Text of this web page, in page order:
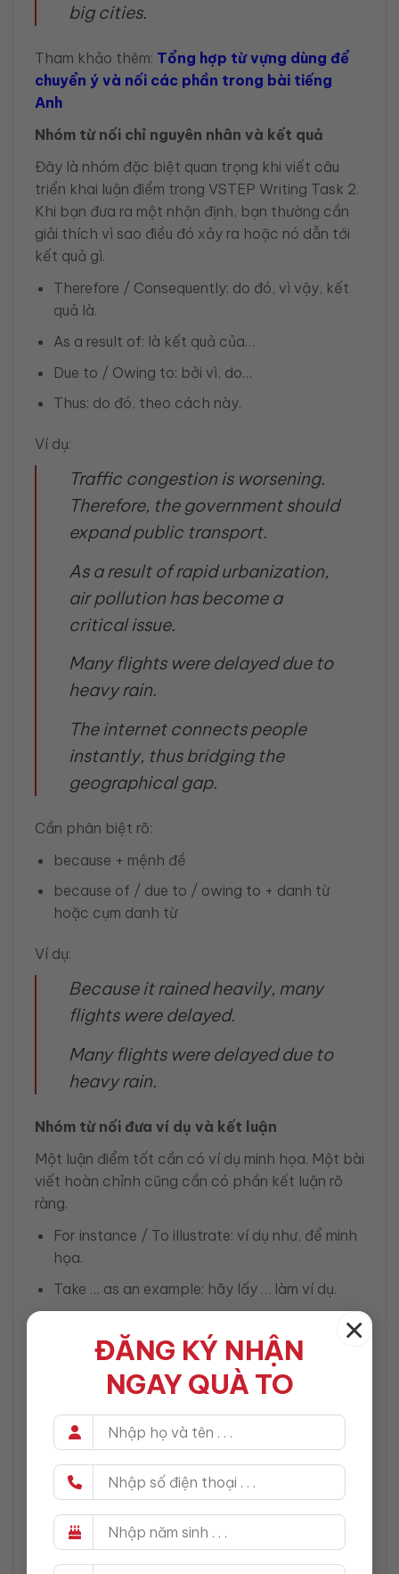
ĐĂNG KÝ NHẬN
NGAY QUÀ TO
×
big cities.
Tham khảo thêm: Tổng hợp từ vựng dùng để
chuyển ý và nối các phần trong bài tiếng
Anh
Nhóm từ nối chỉ nguyên nhân và kết quả
Đây là nhóm đặc biệt quan trọng khi viết câu
triển khai luận điểm trong VSTEP Writing Task 2.
Khi bạn đưa ra một nhận định, bạn thường cần
giải thích vì sao điều đó xảy ra hoặc nó dẫn tới
kết quả gì.
Therefore / Consequently: do đó, vì vậy, kết
quả là.
As a result of: là kết quả của…
Due to / Owing to: bởi vì, do…
Thus: do đó, theo cách này.
Ví dụ:
Traffic congestion is worsening.
Therefore, the government should
expand public transport.
As a result of rapid urbanization,
air pollution has become a
critical issue.
Many flights were delayed due to
heavy rain.
The internet connects people
instantly, thus bridging the
geographical gap.
Cần phân biệt rõ:
because + mệnh đề
because of / due to / owing to + danh từ
hoặc cụm danh từ
Ví dụ:
Because it rained heavily, many
flights were delayed.
Many flights were delayed due to
heavy rain.
Nhóm từ nối đưa ví dụ và kết luận
Một luận điểm tốt cần có ví dụ minh họa. Một bài
viết hoàn chỉnh cũng cần có phần kết luận rõ
ràng.
For instance / To illustrate: ví dụ như, để minh
họa.
Take … as an example: hãy lấy … làm ví dụ.
In conclusion / To sum up: kết luận lại, tóm lại.
Many countries are investing in
green energy. For instance,
Germany has built huge wind
farms.
Let’s take smartphone addiction
as an example of how technology
affects real-life relationships.